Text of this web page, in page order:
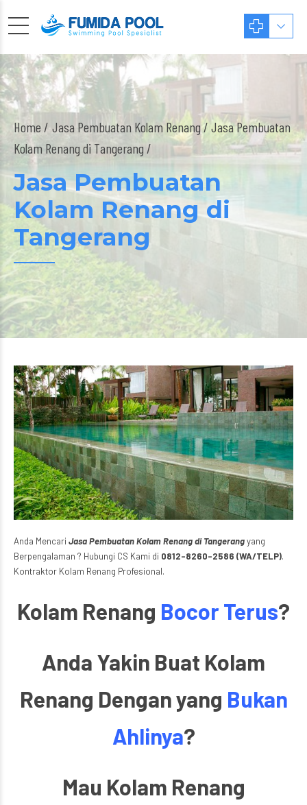
Home Jasa Pembuatan Kolam Renang/ Jasa Pembuatan
Kolam Renang di Tangerang /
Jasa Pembuatan
Kolam Renang di
Tangerang
Anda Mencari Jasa Pembuatan Kolam Renang di Tangerangyang
Berpengalaman ? Hubungi CS Kami di 0812-8260-2586 (WA/TELP).
Kontraktor Kolam Renang Profesional.
Kolam Renang Bocor Terus?
Anda Yakin Buat Kolam
Renang Dengan yang Bukan
Ahlinya?
Mau Kolam Renang